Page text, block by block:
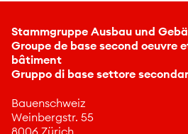
Stammgruppe Ausbau und
Groupe de base second oeuvre
bâtiment
Gruppo di base settore
Bauenschweiz
Weinbergstr. 55
8006 Zürich